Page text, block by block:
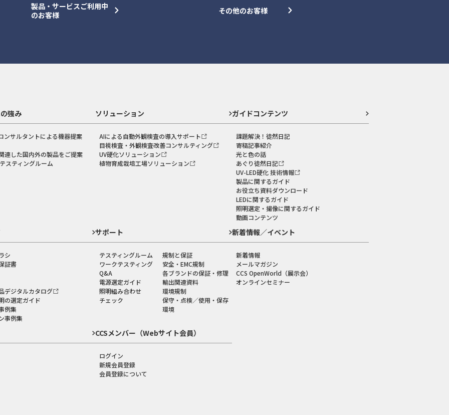
製品・サービスご利用中
のお客様
その他のお客様
強み
ンサルタントによる機器提案
連した国内外の製品をご提案
スティングルーム
ソリューション
AIによる自動外観検査の導入サポート
目視検査・外観検査改善コンサルティング
UV硬化ソリューション
植物育成栽培工場ソリューション
ガイドコンテンツ
課題解決！徒然日記
寄稿記事紹介
光と色の話
あぐり徒然日記
UV-LED硬化 技術情報
製品に関するガイド
お役立ち資料ダウンロード
LEDに関するガイド
照明選定・撮像に関するガイド
動画コンテンツ
シ
証書
デジタルカタログ
の選定ガイド
例集
事例集
サポート
テスティングルーム
ワークテスティング
Q&A
電源選定ガイド
照明組み合わせ
チェック
規制と保証
安全・EMC規制
各ブランドの保証・修理
輸出関連資料
環境規制
保守・点検／使用・保存
環境
新着情報／イベント
新着情報
メールマガジン
CCS OpenWorld（展示会）
オンラインセミナー
CCSメンバー（Webサイト会員）
ログイン
新規会員登録
会員登録について